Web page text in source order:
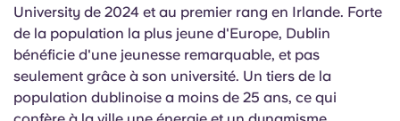
University de 2024 et au premier rang en Irlande. Forte
de la population la plus jeune d'Europe, Dublin
bénéficie d'une jeunesse remarquable, et pas
seulement grâce à son université. Un tiers de la
population dublinoise a moins de 25 ans, ce qui